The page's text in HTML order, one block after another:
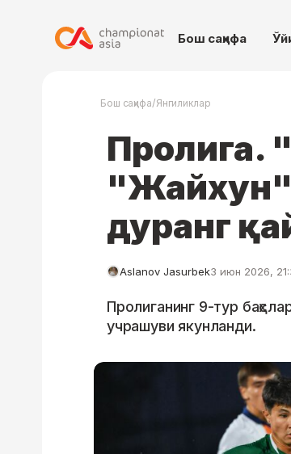
Бош саҳифа
Бош саҳифа/Янгиликлар
Пролига.
"Жайхун"
дуранг
Aslanov Jasurbek3 июн 2026,
Пролиганинг 9-тур
учрашуви якунланди.